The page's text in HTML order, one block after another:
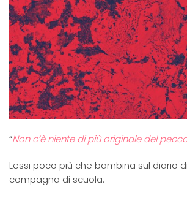
“Non c’è niente di più originale del
Lessi poco più che bambina sul diario
compagna di scuola.